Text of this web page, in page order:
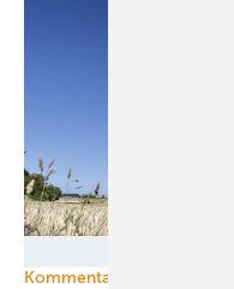
Kommentar zu